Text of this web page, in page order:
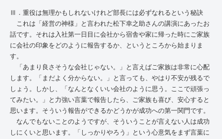
Ⅲ．重役は無理かもしれないけれど部長には必ずなれるという秘訣
これは「経営の神様」と言われた松下幸之助さんの講演にあったお
話です。それは入社第一日目に会社から宿舎や家に帰った時にご家族
に会社の印象をどのように報告するか、というところから始まりま
す。
「あまり良さそうな会社じゃない。」と言えばご家族は非常に心配
します。「まだよく分からない。」と言っても、やはり不安が残るで
しょう。しかし、「なんとなくいい会社のように思う。ここで頑張っ
てみたい。」と力強い言葉で報告したら、ご家族も喜び、安心すると
思います。そういう報告ができるかどうかが成功への第一関門です。
なんでもないことのようですが、そういうことが言えない人は成功
しにくいと思います。「しっかりやろう」という心意気をまず言葉に